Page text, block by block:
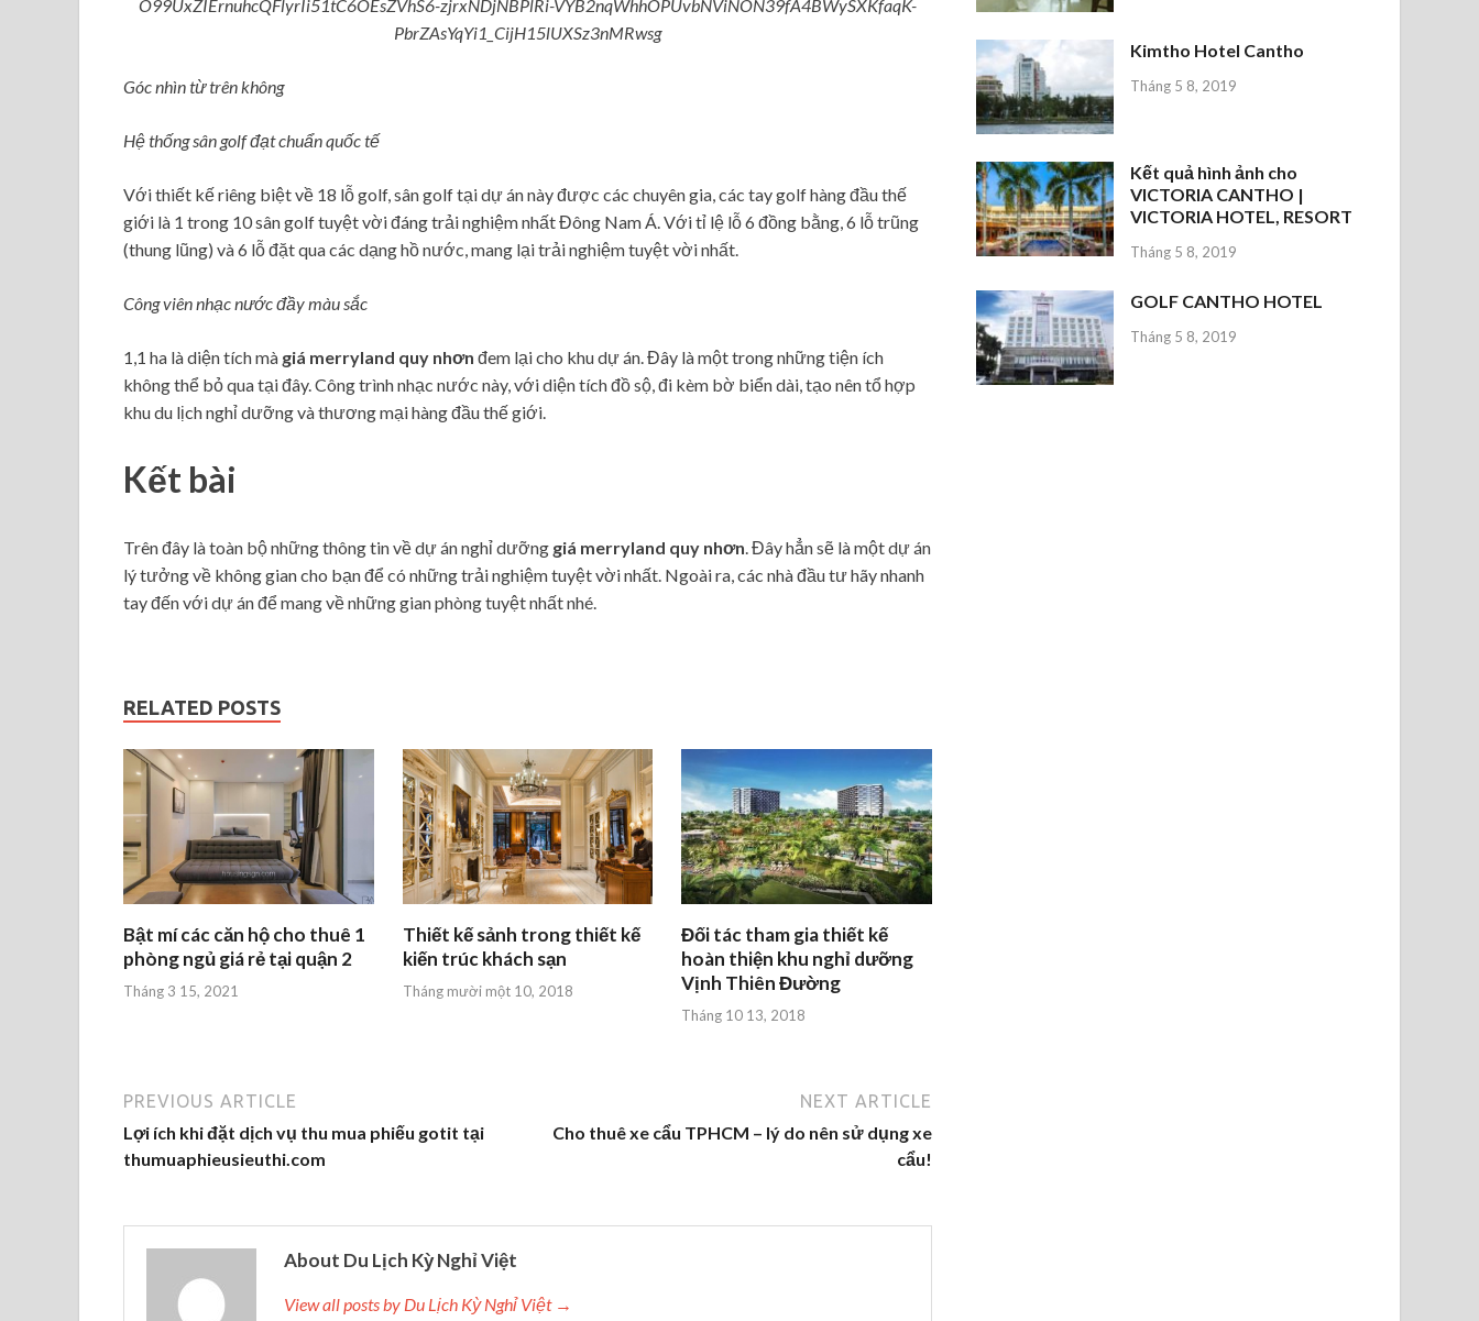
Góc nhìn từ trên không
Hệ thống sân golf đạt chuẩn quốc tế
Với thiết kế riêng biệt về 18 lỗ golf, sân golf tại dự án này được các chuyên gia, các tay golf hàng đầu thế
giới là 1 trong 10 sân golf tuyệt vời đáng trải nghiệm nhất Đông Nam Á. Với tỉ lệ lỗ 6 đồng bằng, 6 lỗ trũng
(thung lũng) và 6 lỗ đặt qua các dạng hồ nước, mang lại trải nghiệm tuyệt vời nhất.
Công viên nhạc nước đầy màu sắc
1,1 ha là diện tích mà giá merryland quy nhơn đem lại cho khu dự án. Đây là một trong những tiện ích
không thể bỏ qua tại đây. Công trình nhạc nước này, với diện tích đồ sộ, đi kèm bờ biển dài, tạo nên tổ hợp
khu du lịch nghỉ dưỡng và thương mại hàng đầu thế giới.
Kết bài
Trên đây là toàn bộ những thông tin về dự án nghỉ dưỡng giá merryland quy nhơn. Đây hẳn sẽ là một dự án
lý tưởng về không gian cho bạn để có những trải nghiệm tuyệt vời nhất. Ngoài ra, các nhà đầu tư hãy nhanh
tay đến với dự án để mang về những gian phòng tuyệt nhất nhé.
RELATED POSTS
Bật mí các căn hộ cho thuê 1
phòng ngủ giá rẻ tại quận 2
Tháng 3 15, 2021
Thiết kế sảnh trong thiết kế
kiến trúc khách sạn
Tháng mười một 10, 2018
Đối tác tham gia thiết kế
hoàn thiện khu nghỉ dưỡng
Vịnh Thiên Đường
Tháng 10 13, 2018
PREVIOUS ARTICLE
Lợi ích khi đặt dịch vụ thu mua phiếu gotit tại
thumuaphieusieuthi.com
NEXT ARTICLE
Cho thuê xe cẩu TPHCM – lý do nên sử dụng xe
cẩu!
About Du Lịch Kỳ Nghỉ Việt
View all posts by Du Lịch Kỳ Nghỉ Việt →
Kimtho Hotel Cantho
Tháng 5 8, 2019
Kết quả hình ảnh cho
VICTORIA CANTHO |
VICTORIA HOTEL, RESORT
Tháng 5 8, 2019
GOLF CANTHO HOTEL
Tháng 5 8, 2019